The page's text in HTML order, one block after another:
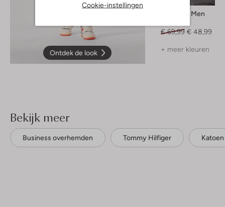
Cookie-instellingen
Ontdek de look
Selected Men
€ 69,99 € 48,99
+ meer kleuren
Bekijk meer
Business overhemden Tommy Hilfiger Katoen